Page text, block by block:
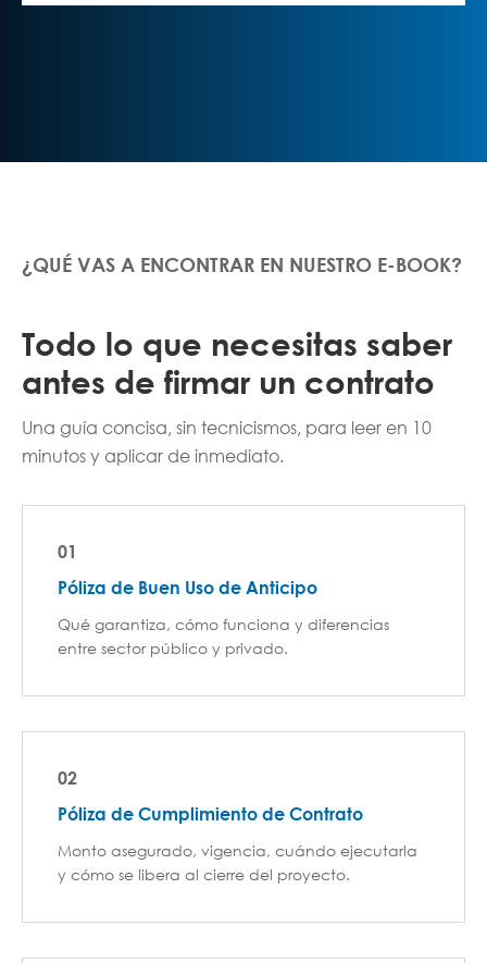
¿QUÉ VAS A ENCONTRAR EN NUESTRO E-BOOK?
Todo lo que necesitas saber
antes de firmar un contrato
Una guía concisa, sin tecnicismos, para leer en 10
minutos y aplicar de inmediato.
01
Póliza de Buen Uso de Anticipo
Qué garantiza, cómo funciona y diferencias
entre sector público y privado.
02
Póliza de Cumplimiento de Contrato
Monto asegurado, vigencia, cuándo ejecutarla
y cómo se libera al cierre del proyecto.